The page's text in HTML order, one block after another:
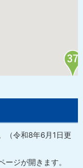
（令和8年6月1日更
ジが開きます。